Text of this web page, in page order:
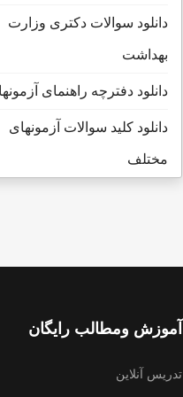
دانلود سوالات دکتری وزارت
بهداشت
دانلود دفترچه راهنمای آزمونها
دانلود کلید سوالات آزمونهای
مختلف
آموزش ومطالب رایگان
تدریس آنلاین